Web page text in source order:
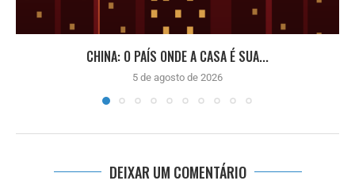
CHINA: O PAÍS ONDE A CASA É SUA...
5 de agosto de 2026
DEIXAR UM COMENTÁRIO